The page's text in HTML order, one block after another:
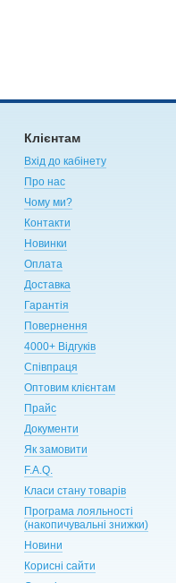
Клієнтам
Вхід до кабінету
Про нас
Чому ми?
Контакти
Новинки
Оплата
Доставка
Гарантія
Повернення
4000+ Відгуків
Співпраця
Оптовим клієнтам
Прайс
Документи
Як замовити
F.A.Q.
Класи стану товарів
Програма лояльності
(накопичувальні знижки)
Новини
Корисні сайти